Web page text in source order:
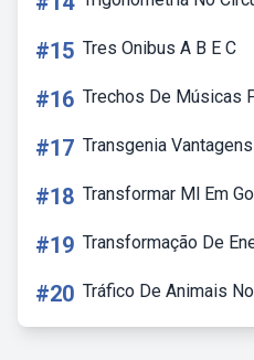
#15 Tres Onibus A B E C
#16 Trechos De Músicas
#17 Transgenia
#18 Transformar Ml Em
#19 Transformação De
#20 Tráfico De Animais